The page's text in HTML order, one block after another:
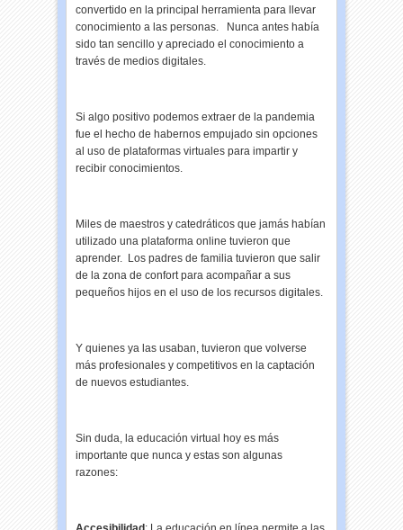
convertido en la principal herramienta para llevar
conocimiento a las personas. Nunca antes había
sido tan sencillo y apreciado el conocimiento a
través de medios digitales.
Si algo positivo podemos extraer de la pandemia
fue el hecho de habernos empujado sin opciones
al uso de plataformas virtuales para impartir y
recibir conocimientos.
Miles de maestros y catedráticos que jamás habían
utilizado una plataforma online tuvieron que
aprender. Los padres de familia tuvieron que salir
de la zona de confort para acompañar a sus
pequeños hijos en el uso de los recursos digitales.
Y quienes ya las usaban, tuvieron que volverse
más profesionales y competitivos en la captación
de nuevos estudiantes.
Sin duda, la educación virtual hoy es más
importante que nunca y estas son algunas
razones: